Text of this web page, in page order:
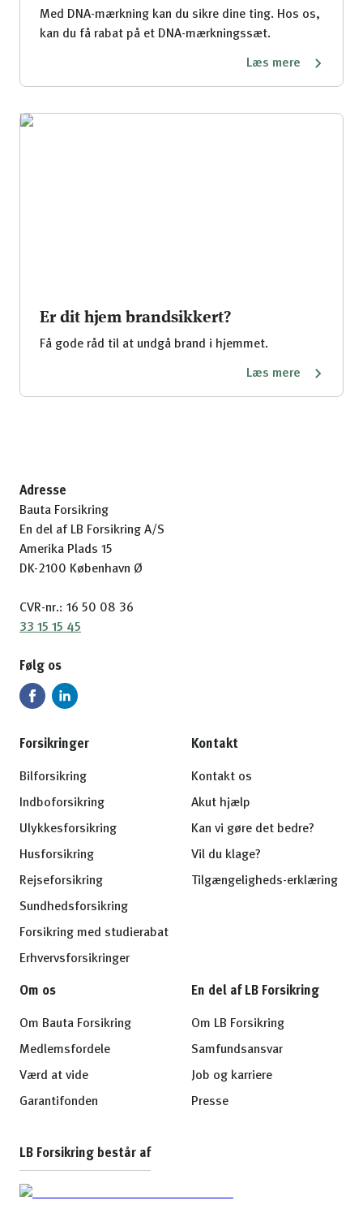
Med DNA-mærkning kan du sikre dine ting. Hos os,
kan du få rabat på et DNA-mærkningssæt.
Læs mere
Er dit hjem brandsikkert?
Få gode råd til at undgå brand i hjemmet.
Læs mere
Adresse
Bauta Forsikring
En del af LB Forsikring A/S
Amerika Plads 15
DK-2100 København Ø
CVR-nr.: 16 50 08 36
33 15 15 45
Følg os
Forsikringer
Bilforsikring
Indboforsikring
Ulykkesforsikring
Husforsikring
Rejseforsikring
Sundhedsforsikring
Forsikring med studierabat
Erhvervsforsikringer
Kontakt
Kontakt os
Akut hjælp
Kan vi gøre det bedre?
Vil du klage?
Tilgængeligheds-erklæring
Om os
Om Bauta Forsikring
Medlemsfordele
Værd at vide
Garantifonden
En del af LB Forsikring
Om LB Forsikring
Samfundsansvar
Job og karriere
Presse
LB Forsikring består af